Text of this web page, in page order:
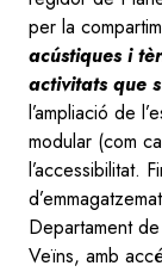
per la
acústiques i
activitats que
l’ampliació de
modular (com
l’accessibilitat.
Departament
Veïns, amb